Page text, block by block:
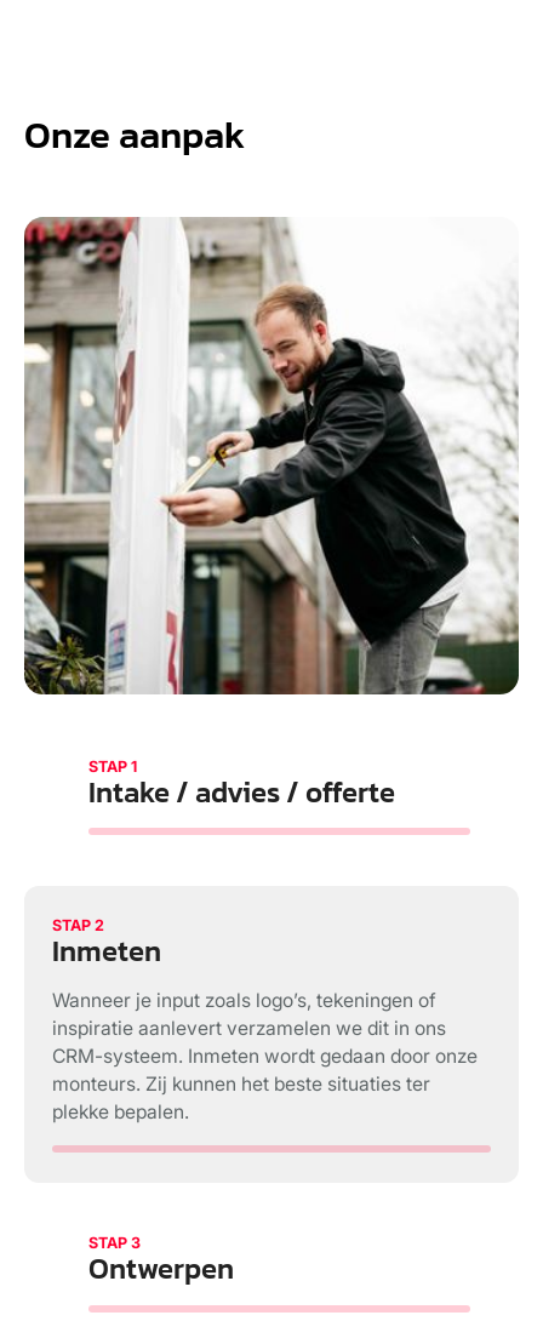
Onze aanpak
STAP 1
Intake / advies / offerte
STAP 2
Inmeten
Wanneer je input zoals logo’s, tekeningen of
inspiratie aanlevert verzamelen we dit in ons
CRM-systeem. Inmeten wordt gedaan door onze
monteurs. Zij kunnen het beste situaties ter
plekke bepalen.
STAP 3
Ontwerpen